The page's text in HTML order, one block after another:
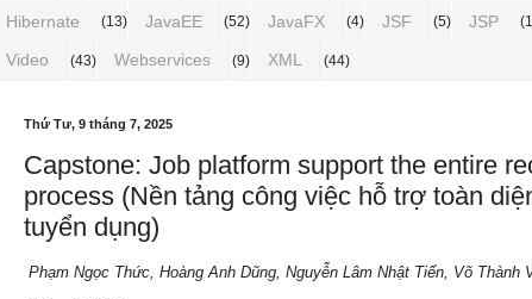
Hibernate (13) JavaEE (52) JavaFX (4) JSF (5) JSP
Video (43) Webservices (9) XML (44)
Thứ Tư, 9 tháng 7, 2025
Capstone: Job platform support the entire
process (Nền tảng công việc hỗ trợ toàn
tuyển dụng)
Phạm Ngọc Thức, Hoàng Anh Dũng, Nguyễn Lâm Nhật Tiến, Võ Thành